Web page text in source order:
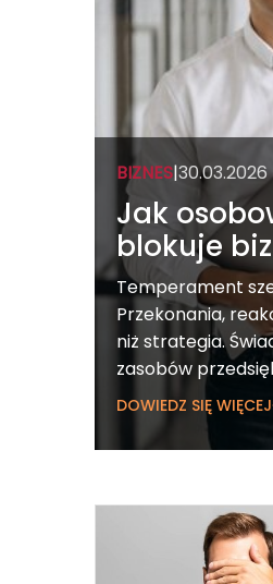
BIZNES|30.03.2026
Jak
blokuje
Temperament
Przekonania,
niż strategia.
zasobów
DOWIEDZ SIĘ WIĘCEJ